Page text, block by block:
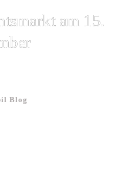
am 15.
Blog